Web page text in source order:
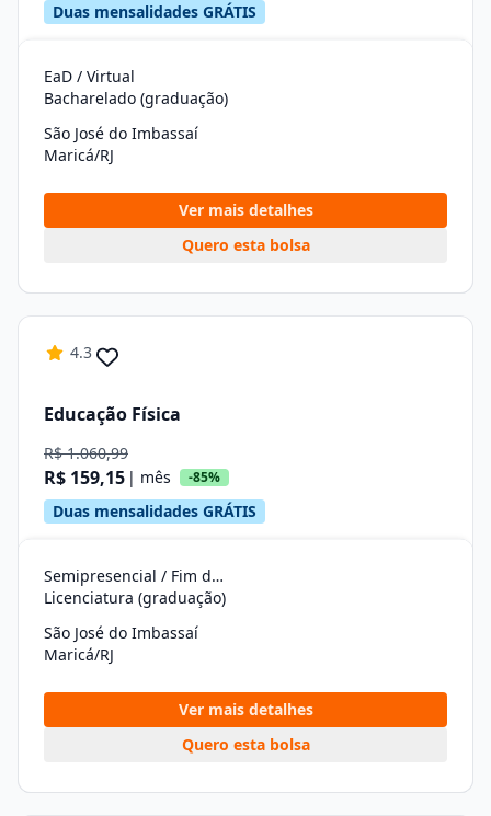
Duas mensalidades GRÁTIS
EaD / Virtual
Bacharelado (graduação)
São José do Imbassaí
Maricá/RJ
Ver mais detalhes
Quero esta bolsa
4.3
Educação Física
R$ 1.060,99
R$ 159,15 | mês -85%
Duas mensalidades GRÁTIS
Semipresencial / Fim de Semana
Licenciatura (graduação)
São José do Imbassaí
Maricá/RJ
Ver mais detalhes
Quero esta bolsa